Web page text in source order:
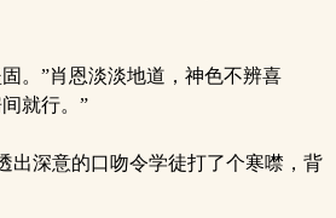
。”肖恩淡淡地道，神色不辨喜
就行。”
深意的口吻令学徒打了个寒噤，背